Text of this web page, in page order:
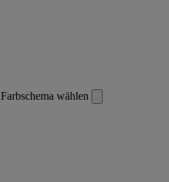
Farbschema wählen